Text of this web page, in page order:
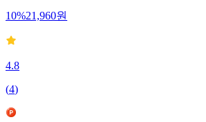
10%21,960원
4.8
(4)